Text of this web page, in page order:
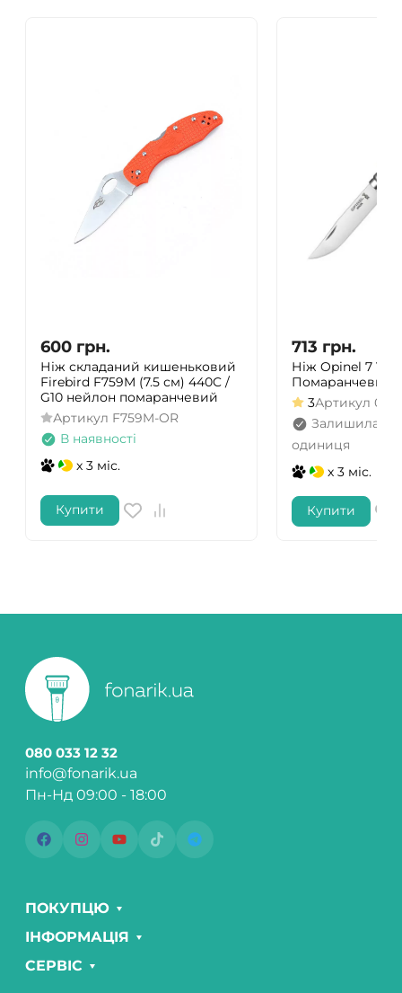
600 грн.
Ніж складаний кишеньковий
Firebird F759M (7.5 см) 440C /
G10 нейлон помаранчевий
Артикул F759M-OR
В наявності
x 3 міс.
Купити
713 грн.
Ніж Opinel 7 VRI
Помаранчевий
3Артикул
Залишилась
одиниця
x 3 міс.
Купити
080 033 12 32
info@fonarik.ua
Пн-Нд 09:00 - 18:00
ПОКУПЦЮ
ІНФОРМАЦІЯ
СЕРВІС